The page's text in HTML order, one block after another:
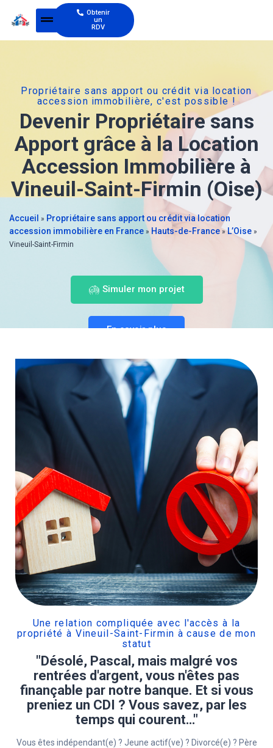
Obtenir
un
RDV
Propriétaire sans apport ou crédit via location
accession immobilière, c'est possible !
Devenir Propriétaire sans
Apport grâce à la Location
Accession Immobilière à
Vineuil-Saint-Firmin (Oise)
Accueil » Propriétaire sans apport ou crédit via location
accession immobilière en France » Hauts-de-France »L’Oise »
Vineuil-Saint-Firmin
Simuler mon projet
En savoir plus
Une relation compliquée avec l'accès à la
propriété à Vineuil-Saint-Firmin à cause de mon
statut
"Désolé, Pascal, mais malgré vos
rentrées d'argent, vous n'êtes pas
finançable par notre banque. Et si vous
preniez un CDI ? Vous savez, par les
temps qui courent…"
Vous êtes indépendant(e) ? Jeune actif(ve) ? Divorcé(e) ? Père